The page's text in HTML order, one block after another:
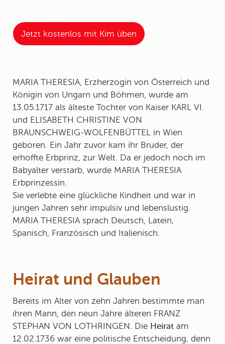
Jetzt kostenlos mit Kim üben
MARIA THERESIA, Erzherzogin von Österreich und
Königin von Ungarn und Böhmen, wurde am
13.05.1717 als älteste Tochter von Kaiser KARL VI.
und ELISABETH CHRISTINE VON
BRAUNSCHWEIG-WOLFENBÜTTEL in Wien
geboren. Ein Jahr zuvor kam ihr Bruder, der
erhoffte Erbprinz, zur Welt. Da er jedoch noch im
Babyalter verstarb, wurde MARIA THERESIA
Erbprinzessin.
Sie verlebte eine glückliche Kindheit und war in
jungen Jahren sehr impulsiv und lebenslustig.
MARIA THERESIA sprach Deutsch, Latein,
Spanisch, Französisch und Italienisch.
Heirat und Glauben
Bereits im Alter von zehn Jahren bestimmte man
ihren Mann, den neun Jahre älteren FRANZ
STEPHAN VON LOTHRINGEN. Die Heirat am
12.02.1736 war eine politische Entscheidung, denn